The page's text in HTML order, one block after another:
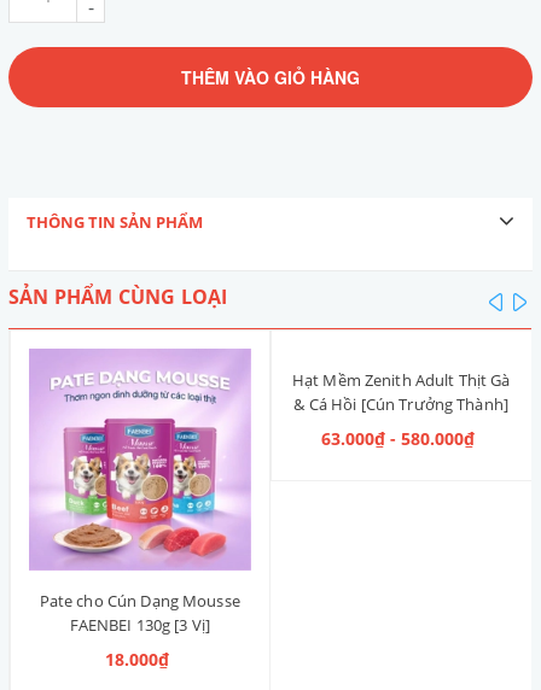
-
THÊM VÀO GIỎ HÀNG
THÔNG TIN SẢN PHẨM
SẢN PHẨM CÙNG LOẠI
Pate cho Cún Dạng Mousse
FAENBEI 130g [3 Vị]
18.000₫
Hạt Mềm Zenith Adult Thịt Gà
& Cá Hồi [Cún Trưởng Thành]
63.000₫ - 580.000₫